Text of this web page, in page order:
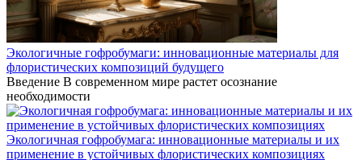
Экологичные гофробумаги: инновационные материалы для
флористических композиций будущего
Введение В современном мире растет осознание
необходимости
Экологичная гофробумага: инновационные материалы и их
применение в устойчивых флористических композициях